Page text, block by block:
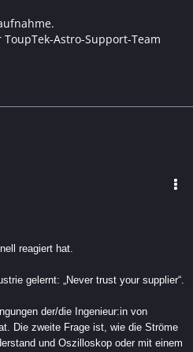
Astro-Support-Team
reagiert hat.
gelernt: „Never trust your supplier“.
der/die Ingenieur:in von
Die zweite Frage ist, wie die Ströme
und Oszilloskop oder mit einem